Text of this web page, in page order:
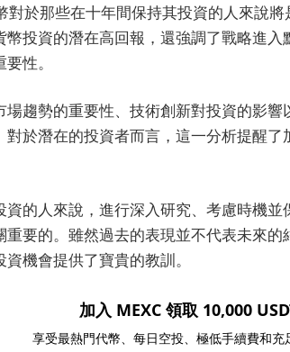
對於那些在十年間保持其投資的人來說
幣投資的潛在高回報，還強調了戰略進
性。
場趨勢的重要性、技術創新對投資的影
對於潛在的投資者而言，這一分析提醒
資的人來說，進行深入研究、考慮時機
重要的。雖然過去的表現並不代表未來
機會提供了寶貴的教訓。
加入 MEXC 領取 10,000
享受最熱門代幣、每日空投、極低手續費和充